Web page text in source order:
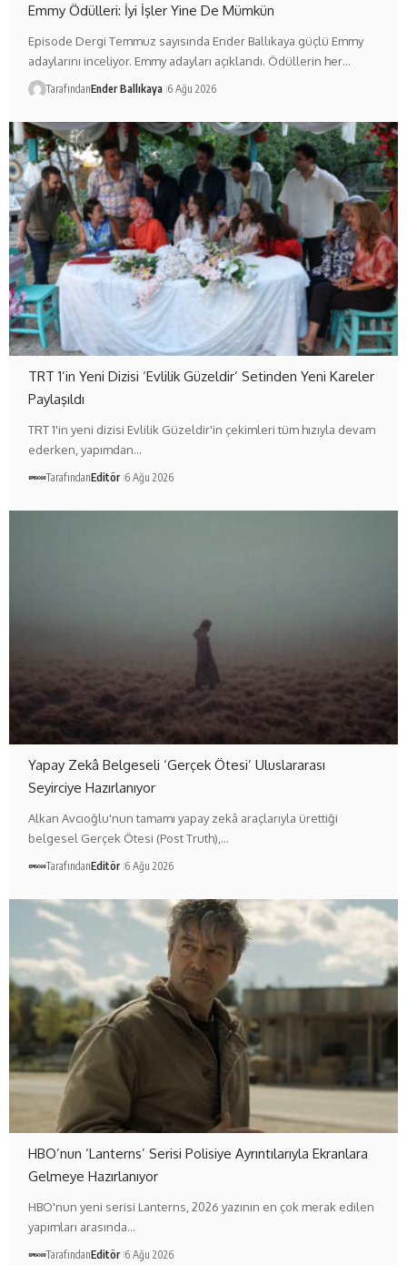
Emmy Ödülleri: İyi İşler Yine De Mümkün
Episode Dergi Temmuz sayısında Ender Ballıkaya güçlü Emmy
adaylarını inceliyor. Emmy adayları açıklandı. Ödüllerin her…
TarafındanEnder Ballıkaya 6 Ağu 2026
TRT 1’in Yeni Dizisi ‘Evlilik Güzeldir’ Setinden Yeni Kareler
Paylaşıldı
TRT 1'in yeni dizisi Evlilik Güzeldir'in çekimleri tüm hızıyla devam
ederken, yapımdan…
TarafındanEditör 6 Ağu 2026
Yapay Zekâ Belgeseli ‘Gerçek Ötesi’ Uluslararası
Seyirciye Hazırlanıyor
Alkan Avcıoğlu'nun tamamı yapay zekâ araçlarıyla ürettiği
belgesel Gerçek Ötesi (Post Truth),…
TarafındanEditör 6 Ağu 2026
HBO’nun ‘Lanterns’ Serisi Polisiye Ayrıntılarıyla Ekranlara
Gelmeye Hazırlanıyor
HBO'nun yeni serisi Lanterns, 2026 yazının en çok merak edilen
yapımları arasında…
TarafındanEditör 6 Ağu 2026